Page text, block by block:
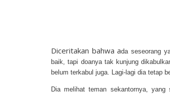
Diceritakan bahwa ada seseorang
baik, tapi doanya tak kunjung
belum terkabul juga. Lagi-lagi dia tetap
Dia melihat teman sekantornya, yang